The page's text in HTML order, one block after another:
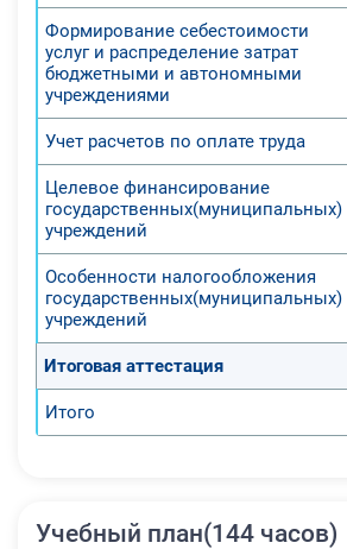
выполнение
заданий и
полученными от
налогообложения
7. Сформируют
будущего
ведения учета и
отчетности.
Формирование себестоимости
услуг и распределение затрат
бюджетными и автономными
учреждениями
Учет расчетов по оплате труда
Целевое финансирование
государственных(муниципальных)
учреждений
Особенности налогообложения
государственных(муниципальных)
учреждений
Итоговая аттестация
Итого
Учебный план(144 часов)